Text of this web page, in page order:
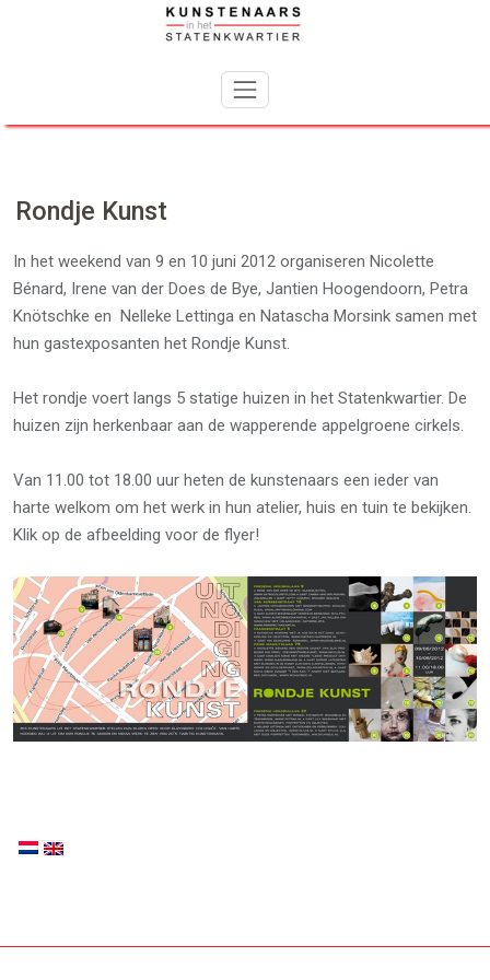
Rondje Kunst
In het weekend van 9 en 10 juni 2012 organiseren Nicolette
Bénard, Irene van der Does de Bye, Jantien Hoogendoorn, Petra
Knötschke en Nelleke Lettinga en Natascha Morsink samen met
hun gastexposanten het Rondje Kunst.
Het rondje voert langs 5 statige huizen in het Statenkwartier. De
huizen zijn herkenbaar aan de wapperende appelgroene cirkels.
Van 11.00 tot 18.00 uur heten de kunstenaars een ieder van
harte welkom om het werk in hun atelier, huis en tuin te bekijken.
Klik op de afbeelding voor de flyer!